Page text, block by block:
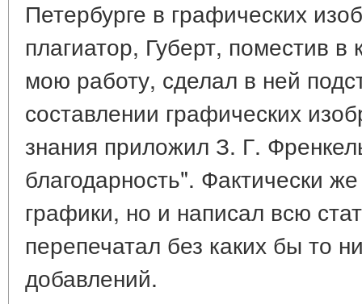
Петербурге в графических
плагиатор, Губерт, поместив в
мою работу, сделал в ней
составлении графических
знания приложил З. Г.
благодарность". Фактически
графики, но и написал всю
перепечатал без каких бы то
добавлений.